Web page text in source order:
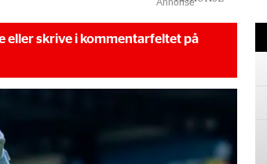
eller skrive i kommentarfeltet på